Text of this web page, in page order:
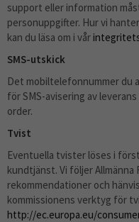
support eller information
personuppgifter. Hur vi
kan du läsa om i vår
SMS-utskick
Det mobiltelefonnummer du
för SMS-avisering av
order.
Tvist
Eventuella tvister löses i
kundtjänst. Vi följer Allmänna
rekommendationer och
kommissionens verktyg för
http://ec.europa.eu/